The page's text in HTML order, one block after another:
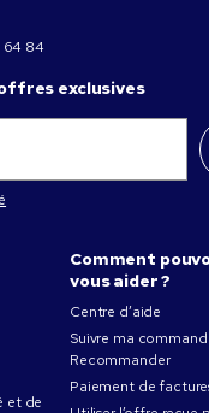
84
exclusives
et de
Comment
vous aider ?
Centre d’aide
Suivre ma
Recommander
Paiement de